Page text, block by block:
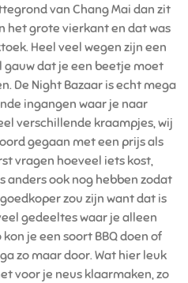
van Chang Mai dan zit
het grote vierkant en dat was
Heel veel wegen zijn een
dat je een beetje moet
De Night Bazaar is echt mega
ingangen waar je naar
verschillende kraampjes, wij
gegaan met een prijs als
vragen hoeveel iets kost,
anders ook nog hebben zodat
zou zijn want dat is
gedeeltes waar je alleen
je een soort BBQ doen of
zo maar door. Wat hier leuk
voor je neus klaarmaken, zo